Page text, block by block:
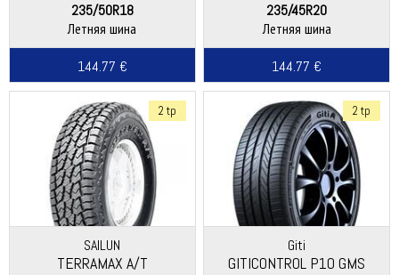
235/50R18
Летняя шина
144.77 €
235/45R20
Летняя шина
144.77 €
2 tp
SAILUN
TERRAMAX A/T
2 tp
Giti
GITICONTROL P10 GMS